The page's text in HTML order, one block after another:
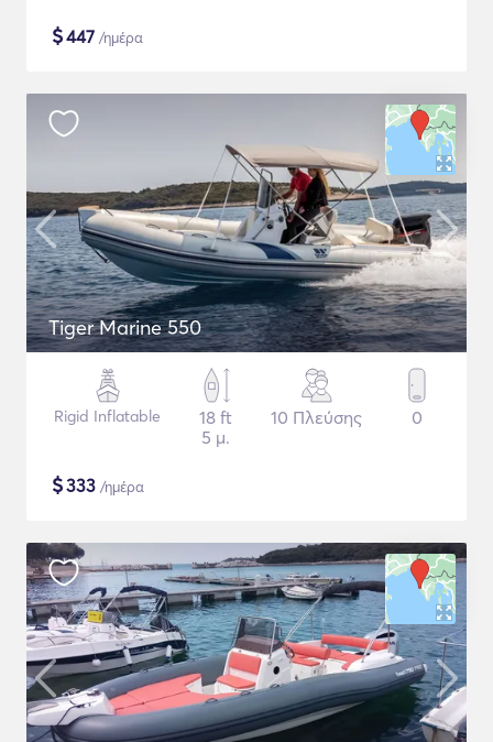
$447 /ημέρα
Tiger Marine 550
Rigid Inflatable
18 ft
5 μ.
10 Πλεύσης 0
$333 /ημέρα